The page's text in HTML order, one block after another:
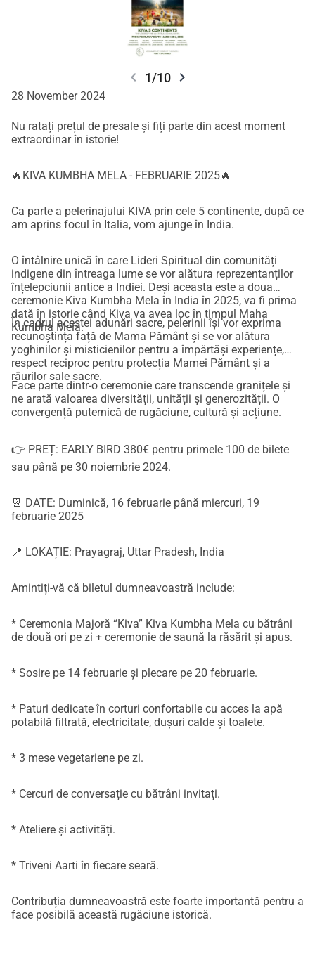
chevron_left 1/10 chevron_right
28 November 2024
Nu ratați prețul de presale și fiți parte din acest moment
extraordinar în istorie!
🔥KIVA KUMBHA MELA - FEBRUARIE 2025🔥
Ca parte a pelerinajului KIVA prin cele 5 continente, după ce
am aprins focul în Italia, vom ajunge în India.
O întâlnire unică în care Lideri Spiritual din comunități
indigene din întreaga lume se vor alătura reprezentanților
înțelepciunii antice a Indiei. Deși aceasta este a doua
ceremonie Kiva Kumbha Mela în India în 2025, va fi prima
dată în istorie când Kiva va avea loc în timpul Maha
Kumbha Mela.
În cadrul acestei adunări sacre, pelerinii își vor exprima
recunoștința față de Mama Pământ și se vor alătura
yoghinilor și misticienilor pentru a împărtăși experiențe,
respect reciproc pentru protecția Mamei Pământ și a
râurilor sale sacre.
Face parte dintr-o ceremonie care transcende granițele și
ne arată valoarea diversității, unității și generozității. O
convergență puternică de rugăciune, cultură și acțiune.
👉 PREȚ: EARLY BIRD 380€ pentru primele 100 de bilete
sau până pe 30 noiembrie 2024.
📆 DATE: Duminică, 16 februarie până miercuri, 19
februarie 2025
📍 LOKAȚIE: Prayagraj, Uttar Pradesh, India
Amintiți-vă că biletul dumneavoastră include:
* Ceremonia Majoră “Kiva” Kiva Kumbha Mela cu bătrâni
de două ori pe zi + ceremonie de saună la răsărit și apus.
* Sosire pe 14 februarie și plecare pe 20 februarie.
* Paturi dedicate în corturi confortabile cu acces la apă
potabilă filtrată, electricitate, dușuri calde și toalete.
* 3 mese vegetariene pe zi.
* Cercuri de conversație cu bătrâni invitați.
* Ateliere și activități.
* Triveni Aarti în fiecare seară.
Contribuția dumneavoastră este foarte importantă pentru a
face posibilă această rugăciune istorică.